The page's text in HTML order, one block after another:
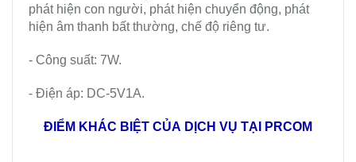
phát hiện con người, phát hiện chuyển động, phát
hiện âm thanh bất thường, chế độ riêng tư.
- Công suất: 7W.
- Điện áp: DC-5V1A.
ĐIỂM KHÁC BIỆT CỦA DỊCH VỤ TẠI PRCOM